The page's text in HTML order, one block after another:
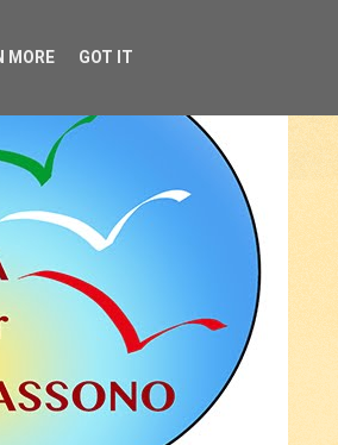
MORE GOT IT